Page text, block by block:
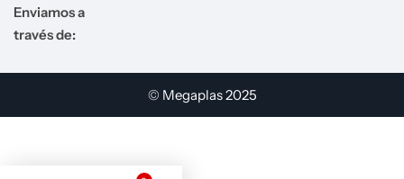
Enviamos a
través de:
© Megaplas 2025